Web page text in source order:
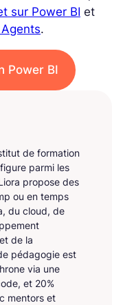
sur Power BI et
.
Power BI
de formation
parmi les
propose des
ou en temps
du cloud, de
de la
pédagogie est
via une
et 20%
mentors et